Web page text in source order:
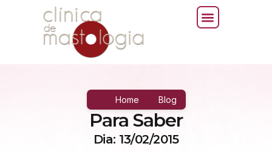
Home Blog
Para Saber
Dia: 13/02/2015